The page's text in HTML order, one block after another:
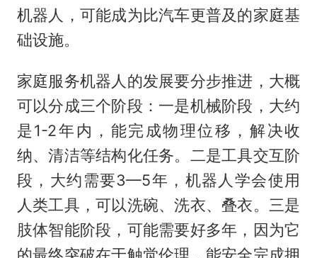
机器人，可能成为比汽车更普及的家庭基
础设施。
家庭服务机器人的发展要分步推进，大概
可以分成三个阶段：一是机械阶段，大约
是1-2年内，能完成物理位移，解决收
纳、清洁等结构化任务。二是工具交互阶
段，大约需要3—5年，机器人学会使用
人类工具，可以洗碗、洗衣、叠衣。三是
肢体智能阶段，可能需要好多年，因为它